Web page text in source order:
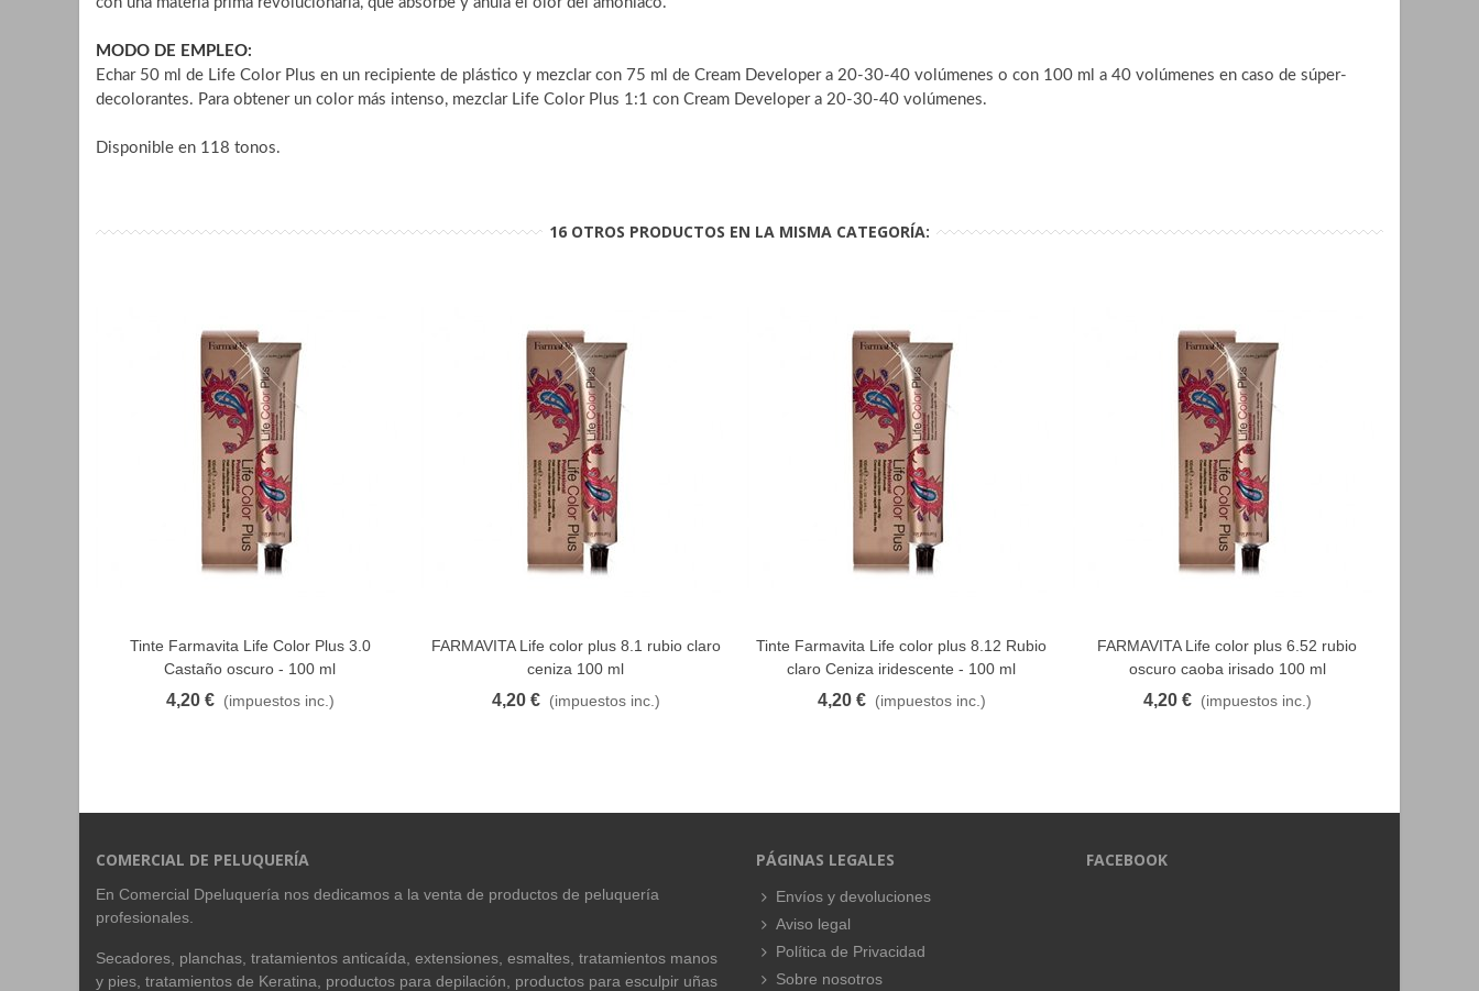
MODO DE EMPLEO:
Echar 50 ml de Life Color Plus en un recipiente de plástico y mezclar con 75 ml de Cream Developer a 20-30-40 volúmenes o con 100 ml a 40 volúmenes en caso de súper-
decolorantes. Para obtener un color más intenso, mezclar Life Color Plus 1:1 con Cream Developer a 20-30-40 volúmenes.
Disponible en 118 tonos.
16 OTROS PRODUCTOS EN LA MISMA CATEGORÍA:
FAVORITO
Tinte Farmavita Life Color Plus 3.0
Castaño oscuro - 100 ml
4,20 € (impuestos inc.)
FAVORITO
FARMAVITA Life color plus 8.1 rubio claro
ceniza 100 ml
4,20 € (impuestos inc.)
FAVORITO
Tinte Farmavita Life color plus 8.12 Rubio
claro Ceniza iridescente - 100 ml
4,20 € (impuestos inc.)
FAVORITO
FARMAVITA Life color plus 6.52 rubio
oscuro caoba irisado 100 ml
4,20 € (impuestos inc.)
COMERCIAL DE PELUQUERÍA
En Comercial Dpeluquería nos dedicamos a la venta de productos de peluquería
profesionales.
Secadores, planchas, tratamientos anticaída, extensiones, esmaltes, tratamientos manos
y pies, tratamientos de Keratina, productos para depilación, productos para esculpir uñas
PÁGINAS LEGALES
Envíos y devoluciones
Aviso legal
Política de Privacidad
Sobre nosotros
FACEBOOK